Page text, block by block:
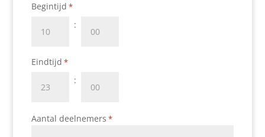
MM
Begintijd *
:
Eindtijd *
:
Aantal deelnemers *